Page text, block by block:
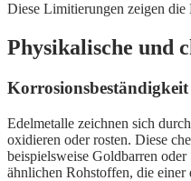
Diese Limitierungen zeigen die
Physikalische und
Edelmetalle zeichnen sich
oxidieren oder rosten. Diese
beispielsweise Goldbarren
ähnlichen Rohstoffen, die